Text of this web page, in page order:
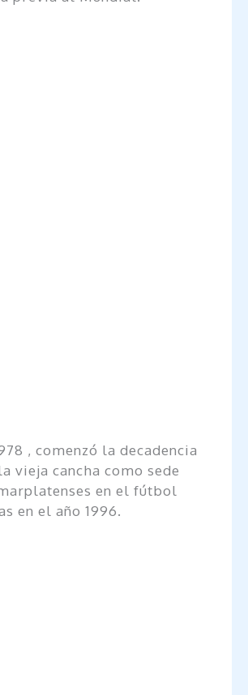
, comenzó la decadencia
vieja cancha como sede
en el fútbol
en el año 1996.